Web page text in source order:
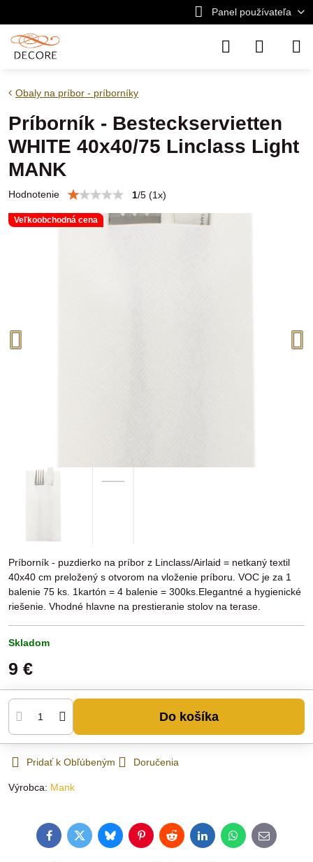
Panel používateľa
Veľkoobchodná cena
Obaly na príbor - príborníky
Príborník - Besteckservietten
WHITE 40x40/75 Linclass Light
MANK
Hodnotenie 1/5 (1x)
Príborník - puzdierko na príbor z Linclass/Airlaid = netkaný textil
40x40 cm preložený s otvorom na vloženie príboru. VOC je za 1
balenie 75 ks. 1kartón = 4 balenie = 300ks.Elegantné a hygienické
riešenie. Vhodné hlavne na prestieranie stolov na terase.
Skladom
9 €
Do košíka
Pridať k Obľúbeným Doručenia
Výrobca: Mank
FacebookTwitterBlueskyPinterestRedditLinkedInWhatsApp
E-
mail